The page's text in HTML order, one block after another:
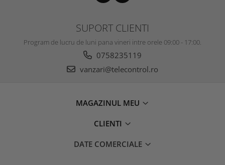
SUPORT CLIENTI
Program de lucru de luni pana vineri intre orele 09:00 - 17:00.
0758235119
vanzari@telecontrol.ro
MAGAZINUL MEU
CLIENTI
DATE COMERCIALE